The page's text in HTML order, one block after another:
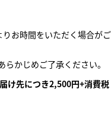
お時間をいただく場合がご
かじめご了承ください。
け先につき2,500円+消費税